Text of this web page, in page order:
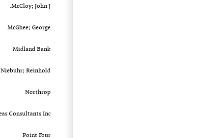
McCloy; John J.
McGhee; George
Midland Bank
Niebuhr; Reinhold
Northrop
Consultants Inc.
Point Four